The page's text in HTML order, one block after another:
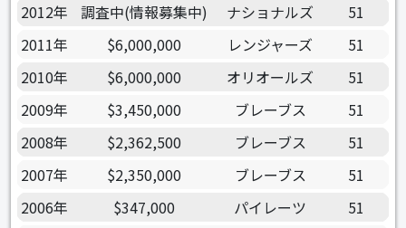
2012年
調査中(情報募集中) ナショナルズ
51
2011年
$6,000,000 レンジャーズ
51
2010年
$6,000,000 オリオールズ
51
2009年
$3,450,000 ブレーブス
51
2008年
$2,362,500 ブレーブス
51
2007年
$2,350,000 ブレーブス
51
2006年
$347,000 パイレーツ
51